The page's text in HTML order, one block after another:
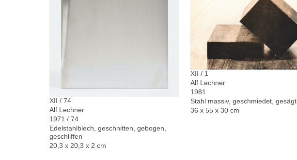
XII / 74
Alf Lechner
1971 / 74
Edelstahlblech, geschnitten, gebogen,
geschliffen
20,3 x 20,3 x 2 cm
XII / 1
Alf Lechner
1981
Stahl massiv, geschmiedet, gesägt
36 x 55 x 30 cm